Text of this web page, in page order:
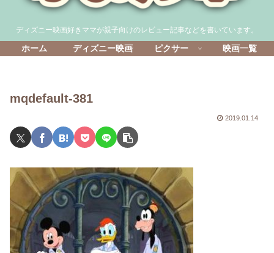
ディズニー映画好きママが親子向けのレビュー記事などを書いています。
ホーム ディズニー映画 ピクサー 映画一覧
mqdefault-381
2019.01.14